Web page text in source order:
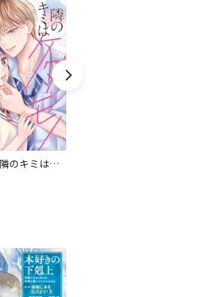
noicomi隣のキミはケダモノにつき。